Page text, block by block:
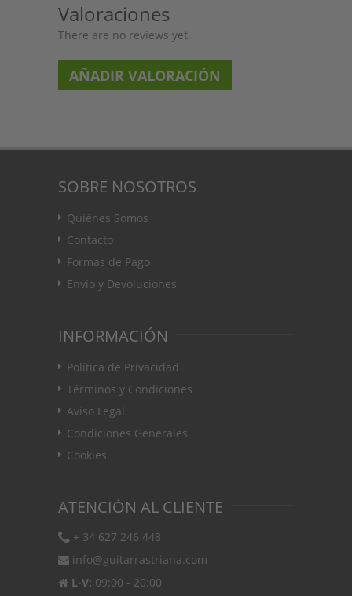
Valoraciones
There are no reviews yet.
AÑADIR VALORACIÓN
SOBRE NOSOTROS
Quiénes Somos
Contacto
Formas de Pago
Envío y Devoluciones
INFORMACIÓN
Política de Privacidad
Términos y Condiciones
Aviso Legal
Condiciones Generales
Cookies
ATENCIÓN AL CLIENTE
+ 34 627 246 448
info@guitarrastriana.com
L-V: 09:00 - 20:00